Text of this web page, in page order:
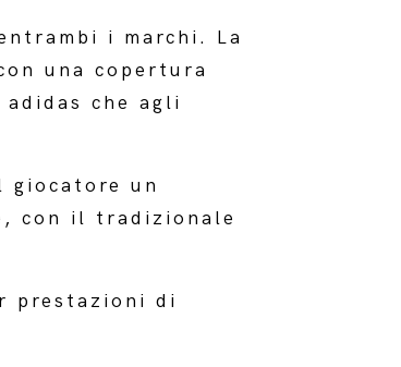
i marchi. La
una copertura
che agli
giocatore un
con il tradizionale
prestazioni di